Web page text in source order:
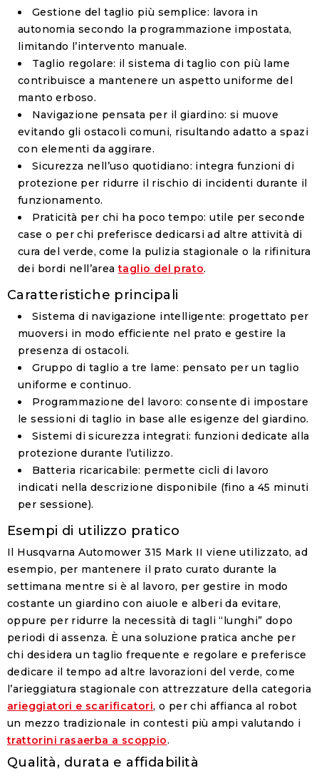
Gestione del taglio più semplice: lavora in
autonomia secondo la programmazione impostata,
limitando l’intervento manuale.
Taglio regolare: il sistema di taglio con più lame
contribuisce a mantenere un aspetto uniforme del
manto erboso.
Navigazione pensata per il giardino: si muove
evitando gli ostacoli comuni, risultando adatto a spazi
con elementi da aggirare.
Sicurezza nell’uso quotidiano: integra funzioni di
protezione per ridurre il rischio di incidenti durante il
funzionamento.
Praticità per chi ha poco tempo: utile per seconde
case o per chi preferisce dedicarsi ad altre attività di
cura del verde, come la pulizia stagionale o la rifinitura
dei bordi nell’areataglio del prato.
Caratteristiche principali
Sistema di navigazione intelligente: progettato per
muoversi in modo efficiente nel prato e gestire la
presenza di ostacoli.
Gruppo di taglio a tre lame: pensato per un taglio
uniforme e continuo.
Programmazione del lavoro: consente di impostare
le sessioni di taglio in base alle esigenze del giardino.
Sistemi di sicurezza integrati: funzioni dedicate alla
protezione durante l’utilizzo.
Batteria ricaricabile: permette cicli di lavoro
indicati nella descrizione disponibile (fino a 45 minuti
per sessione).
Esempi di utilizzo pratico
Il Husqvarna Automower 315 Mark II viene utilizzato, ad
esempio, per mantenere il prato curato durante la
settimana mentre si è al lavoro, per gestire in modo
costante un giardino con aiuole e alberi da evitare,
oppure per ridurre la necessità di tagli “lunghi” dopo
periodi di assenza. È una soluzione pratica anche per
chi desidera un taglio frequente e regolare e preferisce
dedicare il tempo ad altre lavorazioni del verde, come
l’arieggiatura stagionale con attrezzature della categoria
arieggiatori e scarificatori, o per chi affianca al robot
un mezzo tradizionale in contesti più ampi valutando i
trattorini rasaerba a scoppio.
Qualità, durata e affidabilità